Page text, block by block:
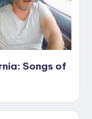
Songs of